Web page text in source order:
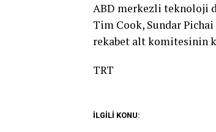
ABD merkezli teknoloji
Tim Cook, Sundar
rekabet alt komitesinin
TRT
İLGİLİ KONU: